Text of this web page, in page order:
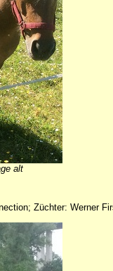
alt
Züchter: Werner